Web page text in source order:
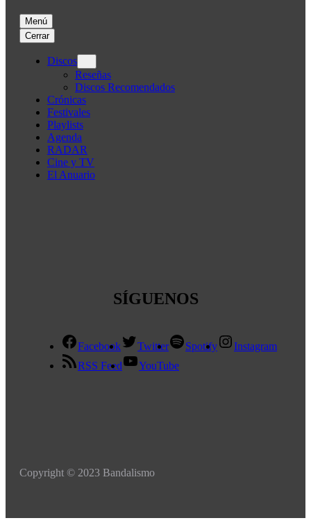
Menú
Cerrar
Discos
Reseñas
Discos Recomendados
Crónicas
Festivales
Playlists
Agenda
RADAR
Cine y TV
El Anuario
SÍGUENOS
Facebook Twitter Spotify
Instagram
RSS Feed
YouTube
Copyright © 2023 Bandalismo